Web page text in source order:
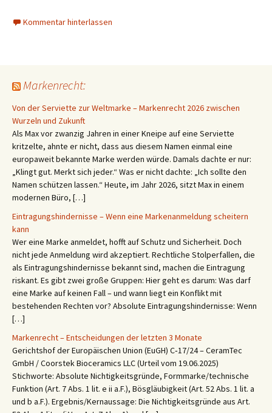
Kommentar hinterlassen
Markenrecht:
Von der Serviette zur Weltmarke – Markenrecht 2026 zwischen
Wurzeln und Zukunft
Als Max vor zwanzig Jahren in einer Kneipe auf eine Serviette
kritzelte, ahnte er nicht, dass aus diesem Namen einmal eine
europaweit bekannte Marke werden würde. Damals dachte er nur:
„Klingt gut. Merkt sich jeder.“ Was er nicht dachte: „Ich sollte den
Namen schützen lassen.“ Heute, im Jahr 2026, sitzt Max in einem
modernen Büro, […]
Eintragungshindernisse – Wenn eine Markenanmeldung scheitern
kann
Wer eine Marke anmeldet, hofft auf Schutz und Sicherheit. Doch
nicht jede Anmeldung wird akzeptiert. Rechtliche Stolperfallen, die
als Eintragungshindernisse bekannt sind, machen die Eintragung
riskant. Es gibt zwei große Gruppen: Hier geht es darum: Was darf
eine Marke auf keinen Fall – und wann liegt ein Konflikt mit
bestehenden Rechten vor? Absolute Eintragungshindernisse: Wenn
[…]
Markenrecht – Entscheidungen der letzten 3 Monate
Gerichtshof der Europäischen Union (EuGH) C‑17/24 – CeramTec
GmbH / Coorstek Bioceramics LLC (Urteil vom 19.06.2025)
Stichworte: Absolute Nichtigkeitsgründe, Formmarke/technische
Funktion (Art. 7 Abs. 1 lit. e ii a.F.), Bösgläubigkeit (Art. 52 Abs. 1 lit. a
und b a.F.). Ergebnis/Kernaussage: Die Nichtigkeitsgründe aus Art.